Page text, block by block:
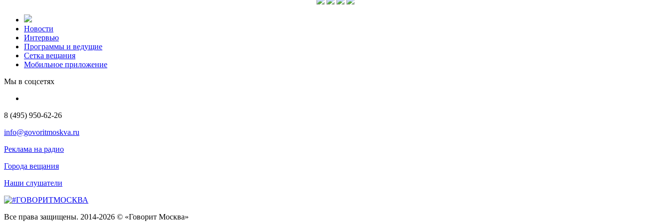
Новости
Интервью
Программы и ведущие
Сетка вещания
Мобильное приложение
Мы в соцсетях
8 (495) 950-62-26
info@govoritmoskva.ru
Реклама на радио
Города вещания
Наши слушатели
Все права защищены. 2014-2026 © «Говорит Москва»